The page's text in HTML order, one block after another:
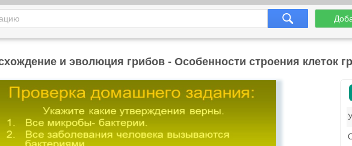
и эволюция грибов - Особенности строения клеток